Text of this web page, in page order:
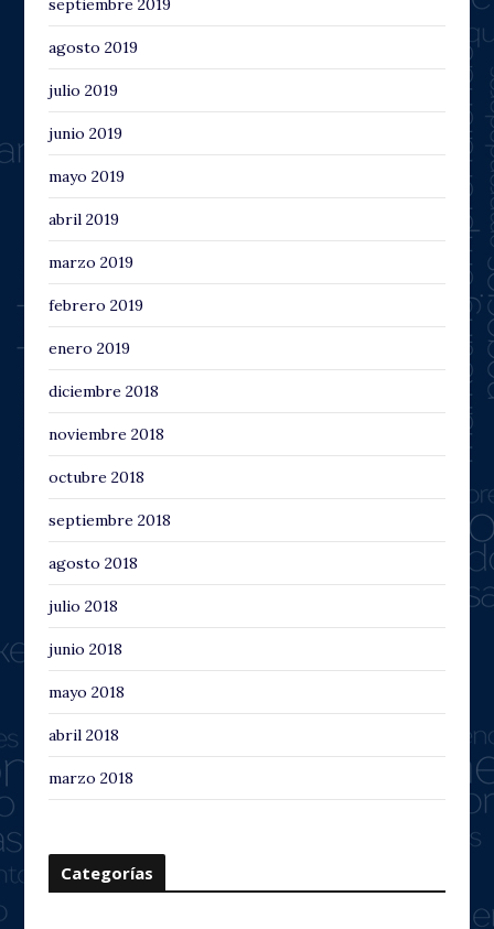
septiembre 2019
agosto 2019
julio 2019
junio 2019
mayo 2019
abril 2019
marzo 2019
febrero 2019
enero 2019
diciembre 2018
noviembre 2018
octubre 2018
septiembre 2018
agosto 2018
julio 2018
junio 2018
mayo 2018
abril 2018
marzo 2018
Categorías